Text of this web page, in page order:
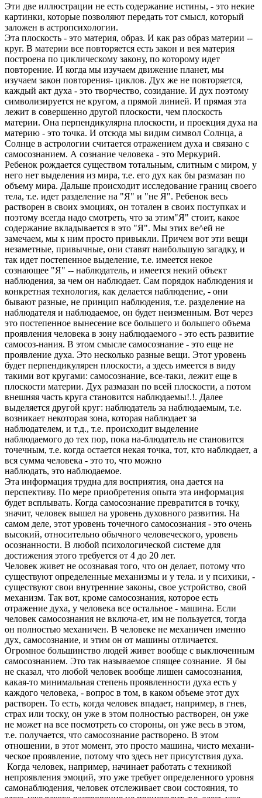
Эти две иллюстрации не есть содержание истины, - это некие
картинки, которые позволяют пе­редать тот смысл, который
зало­жен в астропсихологии.
Эта плоскость - это материя, образ. И как раз образ материи --
круг. В материи все повторяется есть закон и вея материя
постро­ена по циклическому закону, по которому идет
повторение. И ког­да мы изучаем движение планет, мы
изучаем закон повторения- цик­лов. Дух же не повторяется,
каж­дый акт духа - это творчество, созидание. И дух поэтому
символи­зируется не кругом, а прямой ли­нией. И прямая эта
лежит в совер­шенно другой плоскости, чем плоскость
материи. Она перпендику­лярна плоскости, и проекция духа на
материю - это точка. И отсюда мы видим символ Солнца, а
Солнце в астрологии считается отражением духа и связано с
самосознанием. А сознание человека - это Меркурий.
Ребенок рождается существом тотальным, слитным с миром, у
него нет выделения из мира, т.е. его дух как бы размазан по
объему ми­ра. Дальше происходит исследование границ своего
тела, т.е. идет разделение на "Я" и "не Я". Ребенок весь
растворен в своих эмоци­ях, он тотален в своих поступках и
поэтому всегда надо смотреть, что за этим"Я" стоит, какое
содержание вкладывается в это "Я". Мы этих ве^ей не
замечаем, мы к ним просто привыкли. Причем вот эти вещи
незаметные, привычные, они ставят наибольшую загадку, и
так идет постепенное выделение, т.е. имеется некое
сознающее "Я" -- наблюдатель, и имеется некий объект
наблюдения, за чем он наблю­дает. Сам порядок наблюдения и
конкретная технология, как делается наблюдение, - они
бывают разные, не принцип наблюдения, т.е. раз­деление на
наблюдателя и наблюдаемое, он будет неизменным. Вот че­рез
это постепенное вынесение все большего и большего объема
про­явления человека в зону наблюдаемого - это есть развитие
самосоз-нания. В этом смысле самосознание - это еще не
проявление духа. Это несколько разные вещи. Этот уровень
будет перпендикулярен плоскости, а здесь имеется в виду
такими вот кругами: самосозна­ние, все-таки, лежит еще в
плоскости материи. Дух размазан по всей плоскости, а потом
внешняя часть круга становится наблюдаемы!.!. Далее
выделяется другой круг: наблюдатель за наблюдаемым, т.е.
возникает некоторая зона, которая наблюдает за
наблюдателем, и т.д., т.е. происходит выделение
наблюдаемого до тех пор, пока на-блюдатель не становится
точечным, т.е. когда остается некая точ­ка, тот, кто наблюдает, а
вся сумма человека - это то, что можно
наблюдать, это наблюдаемое.
Эта информация трудна для восприятия, она дается на
перспективу. По мере приобретения опыта эта информация
будет всплывать. Когда самосознание превратится в точку,
значит, человек вышел на уровень духовного развития. На
самом деле, этот уровень точечного самосознания - это очень
высокий, относительно обычного человече­ского, уровень
осознанности. В любой психологической системе для
достижения этого требуется от 4 до 20 лет.
Человек живет не осознавая того, что он делает, потому что
существуют определенные механизмы и у тела. и у психики, -
суще­ствуют свои внутренние законы, свое устройство, свой
механизм. Так вот, кроме самосознания, которое есть
отражение духа, у чело­века все остальное - машина. Если
человек самосознания не включа-ет, им не пользуется, тогда
он полностью механичен. В человеке не механичен именно
дух, самосознание, и этим он от машины отличает­ся.
Огромное большинство людей живет вообще с выключенным
само­сознанием. Это так называемое спящее сознание. Я бы
не сказал, что любой человек вообще лишен самосознания,
какая-то минимальная степень проявленности духа есть у
каждого человека, - вопрос в том, в каком объеме этот дух
растворен. То есть, когда человек впадает, например, в гнев,
страх или тоску, он уже в этом полно­стью растворен, он уже
не может на все посмотреть со стороны, он уже весь в этом,
т.е. получается, что самосознание растворено. В этом
отношении, в этот момент, это просто машина, чисто механи­
ческое проявление, потому что здесь нет присутствия духа.
Когда человек, например, начинает работать с техникой
непроя­вления эмоций, это уже требует определенного уровня
самонаблюдения, человек отслеживает свои состояния, то